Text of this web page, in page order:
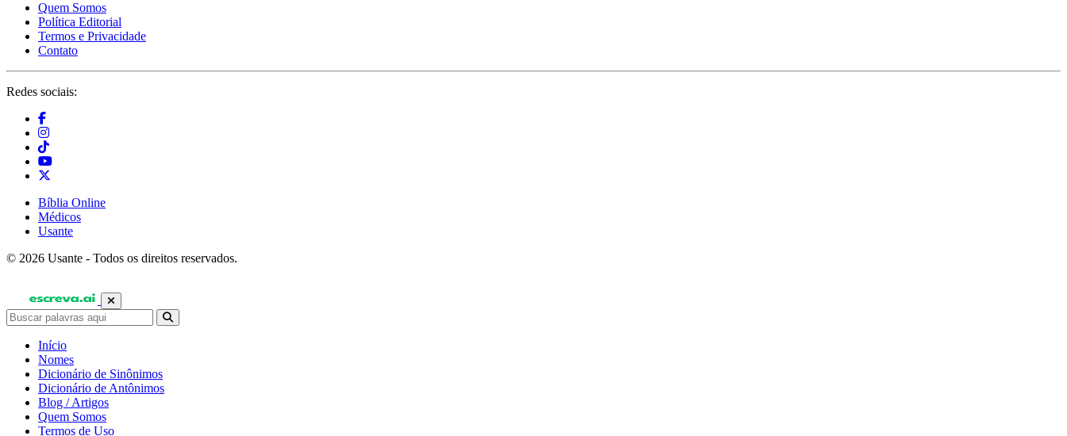
Quem Somos
Política Editorial
Termos e Privacidade
Contato
Redes sociais:
Bíblia Online
Médicos
Usante
© 2026 Usante - Todos os direitos reservados.
Início
Nomes
Dicionário de Sinônimos
Dicionário de Antônimos
Blog / Artigos
Quem Somos
Termos de Uso